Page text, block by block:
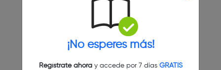
¡No esperes más!
Regístrate ahoray accede por 7 días GRATIS